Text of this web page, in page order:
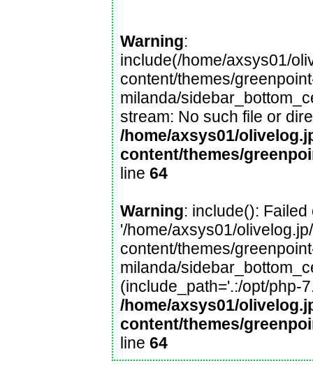
Warning:
include(/home/axsys01/
content/themes/
milanda/
stream: No such file or
/home/axsys01/
content/themes/
line 64
Warning: include(): Failed
'/home/axsys01/
content/themes/
milanda/
(include_path='.:/opt/php-
/home/axsys01/
content/themes/
line 64